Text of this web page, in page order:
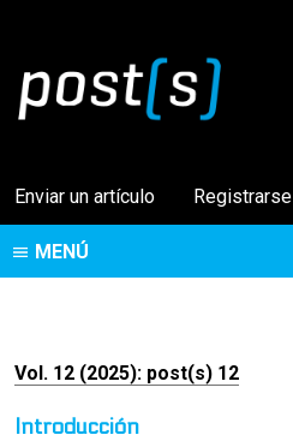
Enviar un artículo Registrarse
MENÚ
Vol. 12 (2025): post(s) 12
Introducción